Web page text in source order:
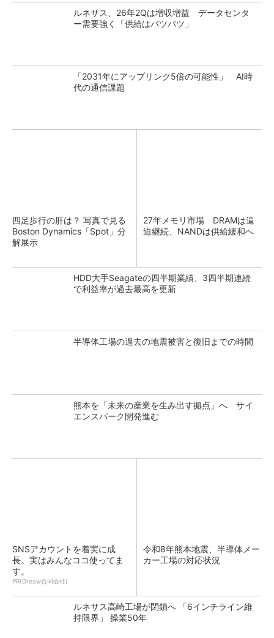
ルネサス、26年2Qは増収増益 データセンタ
ー需要強く「供給はパツパツ」
「2031年にアップリンク5倍の可能性」 AI時
代の通信課題
四足歩行の肝は？ 写真で見る
Boston Dynamics「Spot」分
解展示
27年メモリ市場 DRAMは逼
迫継続、NANDは供給緩和へ
HDD大手Seagateの四半期業績、3四半期連続
で利益率が過去最高を更新
半導体工場の過去の地震被害と復旧までの時間
熊本を「未来の産業を生み出す拠点」へ サイ
エンスパーク開発進む
SNSアカウントを着実に成
長。実はみんなココ使ってま
す。
PR(Dreaw合同会社)
令和8年熊本地震、半導体メー
カー工場の対応状況
ルネサス高崎工場が閉鎖へ 「6インチライン維
持限界」 操業50年